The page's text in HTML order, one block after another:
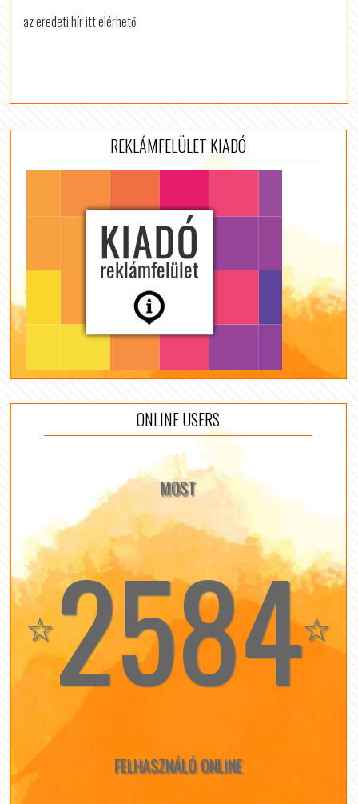
az eredeti hír itt elérhető
REKLÁMFELÜLET KIADÓ
ONLINE USERS
MOST
☆2584☆
FELHASZNÁLÓ ONLINE